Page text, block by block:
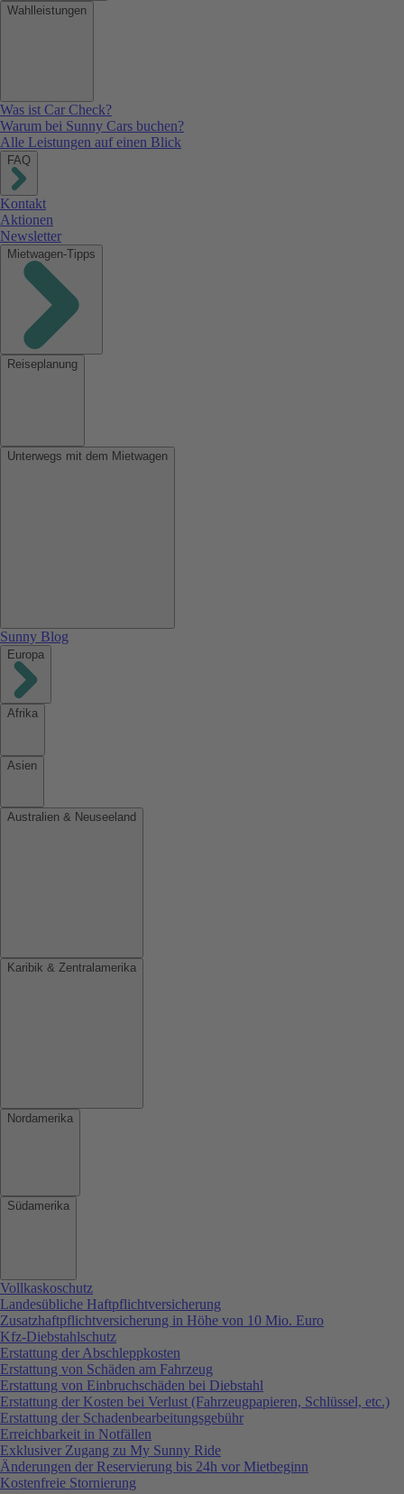
Wahlleistungen
Was ist Car Check?
Warum bei Sunny Cars buchen?
Alle Leistungen auf einen Blick
FAQ
Kontakt
Aktionen
Newsletter
Mietwagen-Tipps
Reiseplanung
Unterwegs mit dem Mietwagen
Sunny Blog
Europa
Afrika
Asien
Australien & Neuseeland
Karibik & Zentralamerika
Nordamerika
Südamerika
Vollkaskoschutz
Landesübliche Haftpflichtversicherung
Zusatzhaftpflichtversicherung in Höhe von 10 Mio. Euro
Kfz-Diebstahlschutz
Erstattung der Abschleppkosten
Erstattung von Schäden am Fahrzeug
Erstattung von Einbruchschäden bei Diebstahl
Erstattung der Kosten bei Verlust (Fahrzeugpapieren, Schlüssel, etc.)
Erstattung der Schadenbearbeitungsgebühr
Erreichbarkeit in Notfällen
Exklusiver Zugang zu My Sunny Ride
Änderungen der Reservierung bis 24h vor Mietbeginn
Kostenfreie Stornierung